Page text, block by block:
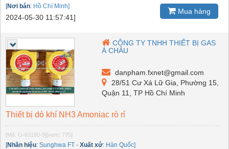
[Nơi bán: Hồ Chí Minh]
2024-05-30 11:57:41]
Mua hàng
CÔNG TY TNHH THIẾT BỊ GAS
Á CHÂU
danpham.fxnet@gmail.com
28/51 Cư Xá Lữ Gia, Phường 15,
Quận 11, TP Hồ Chí Minh
Thiết bị dò khí NH3 Amoniac rò rỉ
[Mã: G-63180-9][xem: 775]
[Nhãn hiệu: Sunghwa FT - Xuất xứ: Hàn Quốc]